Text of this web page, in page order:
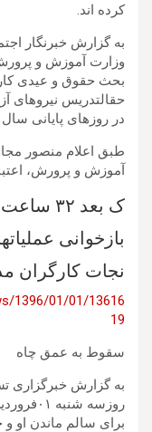
کرده اند.
به گزارش خبرنگار
وزارت آموزش و
بحث حقوق و عیدی
در روزهای پایانی
طبق اعلام منصور
آموزش و پرورش،
ک بعد ۳۲ ساعت
بازخوانی
نجات کارگران
1396/01/01/13616
19
سقوط به عمق چاه
به گزارش خبرگزاری
برای سالم ماندن او